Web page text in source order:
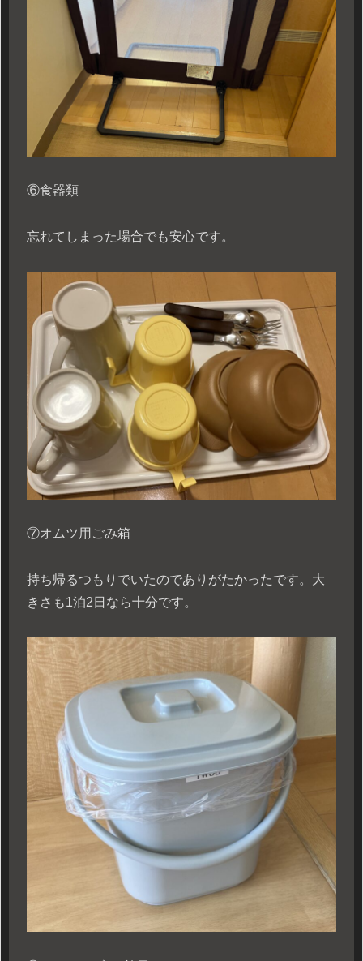
⑥食器類
忘れてしまった場合でも安心です。
⑦オムツ用ごみ箱
持ち帰るつもりでいたのでありがたかったです。大
きさも1泊2日なら十分です。